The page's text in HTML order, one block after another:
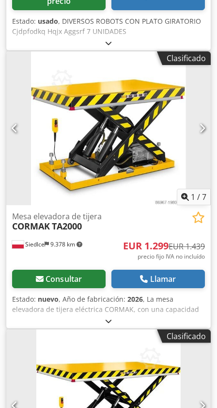
Estado: usado, DIVERSOS ROBOTS CON PLATO GIRATORIO
Cjdpfodkq Hqjx Aggsrf 7 UNIDADES
Clasificado
1 /7
Siedlce 9.378 km
Mesa elevadora de tijera
CORMAKTA2000
EUR 1.299EUR 1.439
precio fijo IVA no incluído
Consultar Llamar
Estado: nuevo, Año de fabricación: 2026, La mesa
elevadora de tijera eléctrica CORMAK, con una capacidad
de carga de 2000 kg, es una plataforma elevadora
estacionaria y robusta, diseñada para trabajar con cargas
pesadas en almacenes, plantas de producción, logística,
descender y posicionar cómodamente mercancías, paletas,
cajas, contenedores, componentes de máquinas y
elementos estructurales a la altura de trabajo requerida.
Este modelo está diseñado para tareas en las que las
mesas elevadoras estándar con menor capacidad de carga
Clasificado